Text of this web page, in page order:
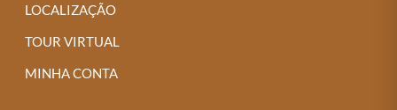
LOCALIZAÇÃO
TOUR VIRTUAL
MINHA CONTA